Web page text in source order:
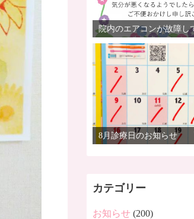
院内のエアコンが故障し
8月診療日のお知らせ
カテゴリー
お知らせ (200)